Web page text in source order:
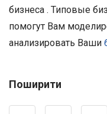
бизнеса . Типовые
помогут Вам
анализировать Ваши
Поширити